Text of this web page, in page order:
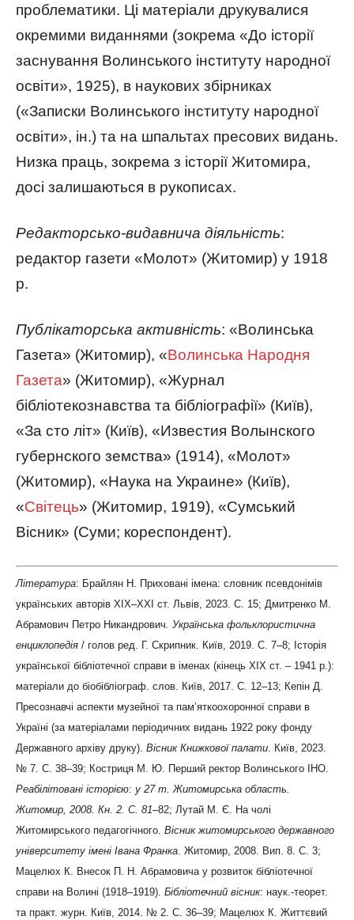
проблематики. Ці матеріали друкувалися
окремими виданнями (зокрема «До історії
заснування Волинського інституту народної
освіти», 1925), в наукових збірниках
(«Записки Волинського інституту народної
освіти», ін.) та на шпальтах пресових видань.
Низка праць, зокрема з історії Житомира,
досі залишаються в рукописах.
Редакторсько-видавнича діяльність:
редактор газети «Молот» (Житомир) у 1918
р.
Публікаторська активність: «Волинська
Газета» (Житомир), «Волинська Народня
Газета» (Житомир), «Журнал
бібліотекознавства та бібліографії» (Київ),
«За сто літ» (Київ), «Известия Волынского
губернского земства» (1914), «Молот»
(Житомир), «Наука на Украине» (Київ),
«Світець» (Житомир, 1919), «Сумський
Вісник» (Суми; кореспондент).
Література: Брайлян Н. Приховані імена: словник псевдонімів
українських авторів ХІХ–ХХІ ст. Львів, 2023. С. 15; Дмитренко М.
Абрамович Петро Никандрович. Українська фольклористична
енциклопедія / голов ред. Г. Скрипник. Київ, 2019. С. 7–8; Історія
української бібліотечної справи в іменах (кінець ХІХ ст. – 1941 р.):
матеріали до біобібліограф. слов. Київ, 2017. С. 12–13; Кепін Д.
Пресознавчі аспекти музейної та пам’яткоохоронної справи в
Україні (за матеріалами періодичних видань 1922 року фонду
Державного архіву друку). Вісник Книжкової палати. Київ, 2023.
№ 7. С. 38–39; Костриця М. Ю. Перший ректор Волинського ІНО.
Реабілітовані історією: у 27 т. Житомирська область.
Житомир, 2008. Кн. 2. С. 81–82; Лутай М. Є. На чолі
Житомирського педагогічного. Вісник житомирського державного
університету імені Івана Франка. Житомир, 2008. Вип. 8. С. 3;
Мацелюх К. Внесок П. Н. Абрамовича у розвиток бібліотечної
справи на Волині (1918–1919). Бібліотечний вісник: наук.-теорет.
та практ. журн. Київ, 2014. № 2. С. 36–39; Мацелюх К. Життєвий